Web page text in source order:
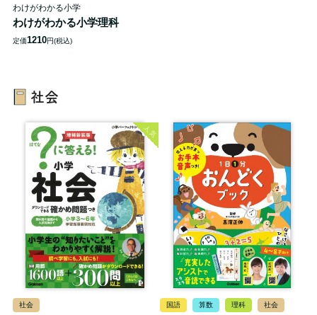
わけがわかる小学
わけがわかる小学理科
定価1210円(税込)
社会
人気
社会 国語 算数 理科 社会